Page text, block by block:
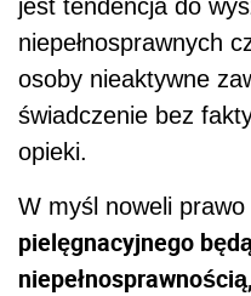
jest tendencja do
niepełnosprawnych
osoby nieaktywne
świadczenie bez
opieki.
W myśl noweli prawo
pielęgnacyjnego